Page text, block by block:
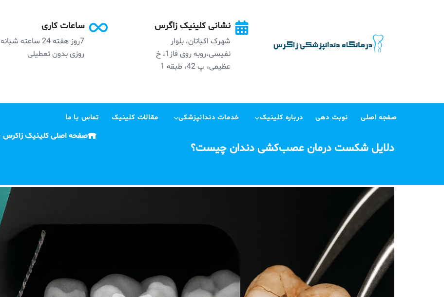
ساعات کاری
7روز هفته 24 ساعته شبانه
روزی بدون تعطیلی
نشانی کلینیک زاگرس
شهرک اکباتان، بلوار
نفیسی،روبه روی فاز1، خ
عظیمی، پ 42، طبقه 1
صفجه اصلی نوبت دهی درباره کلینیک خدمات دندانپزشکی مقالات کلینیک تماس با ما
دلایل شکست درمان عصب‌کشی دندان چیست؟
صفحه اصلی کلینیک زاگرس